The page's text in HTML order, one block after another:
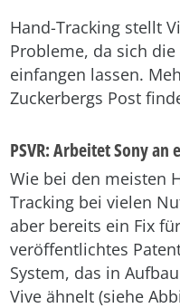
Hand-Tracking stellt
Probleme, da sich
einfangen lassen.
Zuckerbergs Post
PSVR: Arbeitet Sony an
Wie bei den meisten
Tracking bei vielen
aber bereits ein Fix
veröffentlichtes
System, das in
Vive ähnelt (siehe